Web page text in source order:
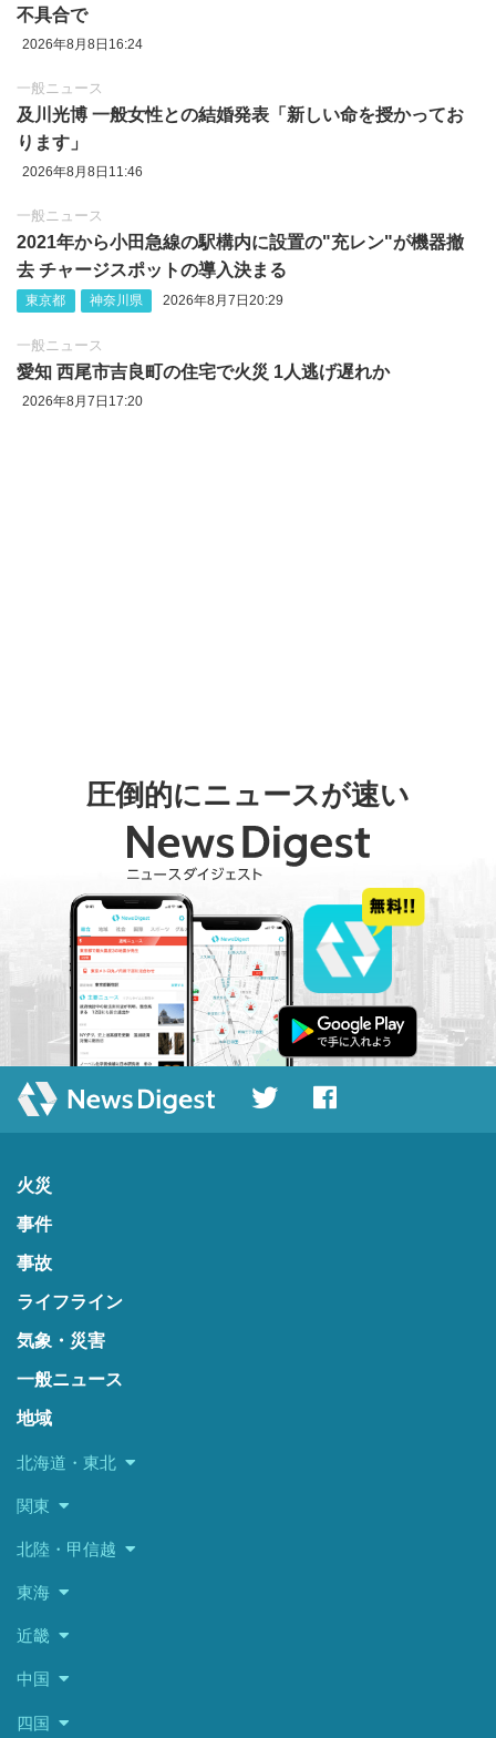
不具合で
2026年8月8日16:24
一般ニュース
及川光博 一般女性との結婚発表「新しい命を授かってお
ります」
2026年8月8日11:46
一般ニュース
2021年から小田急線の駅構内に設置の"充レン"が機器撤
去 チャージスポットの導入決まる
東京都 神奈川県 2026年8月7日20:29
一般ニュース
愛知 西尾市吉良町の住宅で火災 1人逃げ遅れか
2026年8月7日17:20
圧倒的にニュースが速い
火災
事件
事故
ライフライン
気象・災害
一般ニュース
地域
北海道・東北
関東
北陸・甲信越
東海
近畿
中国
四国